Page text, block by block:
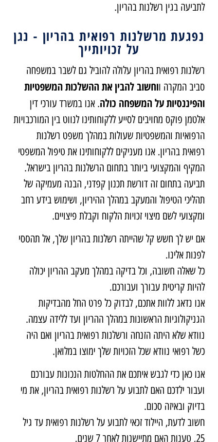
לתביעה בגין רשלנות בהריון.
נפגעת מרשלנות רפואית בהריון - נגן
על זכויותייך
רשלנות רפואית בהריון עלולה להוביל גם לשבר במשפחה
סביב המקרה ווחשוב להבין את ההשלכות המשפטיות
והפיננסיות על המשפחה כולה. אנו במשרד עורכי דין
אלטמן פוקס מחויבים לסייע ללקוחותינו לנווט בין המורכבויות
הרפואיות והמשפטיות שעולות במהלך משפט רשלנות
רפואית בהריון. אנו מעניקים ללקוחותינו את טיפול המשפטי
המקיף והמקצועי ביותר בתחום הרשלנות בהריון בישראל.
תביעה בתחום זה דורשת תכנון קפדני, הבנה מעמיקה של
תהליכי הטיפול והמעקב במהלך ההיריון, ושימוש בידע רחב
ומקצועי לשם מיצוי זכויות הלקוח וקבלת פיצויים.
אם יש לך חשש קל שהייתה רשלנות בהריון שלך, אל תהססי
לפנות אלינו.
כל שאלה חשובה, וכל בדיקה במהלך מעקב ההריון יכולה
להיות קריטית עבורך ועבורכם.
אנו נדאג ללוות אתכם, לבדוק כל פרט החל מהבדיקות
הגניקולוגיות הראשונות במהלך ההריון ועד ללידה עצמה.
נוודא שלא היתה הזנחה ורשלנות רפואית בהריון ואם היה
כשל רפואי נוודא שכל הזכויות שלך ימוצו במלואן.
אנו כאן כדי לגבש איתכם את ההחלטות הנכונות עבורכם
ועבור ילדכם האם לתבוע על רשלנות רפואית בהריון, את מי
בדיוק ובאיזה סכום.
חשוב לדעת, היילוד זכאי לתבוע על רשלנות רפואית עד גיל
25, טענות האם מתיישנות לאחר 7 שנים.